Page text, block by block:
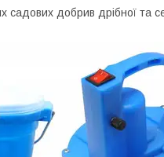
добрив дрібної та